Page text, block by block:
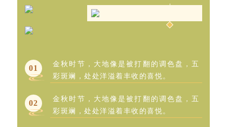
01
金秋时节，大地像是被打翻的调色盘，五
彩斑斓，处处洋溢着丰收的喜悦。
02
金秋时节，大地像是被打翻的调色盘，五
彩斑斓，处处洋溢着丰收的喜悦。